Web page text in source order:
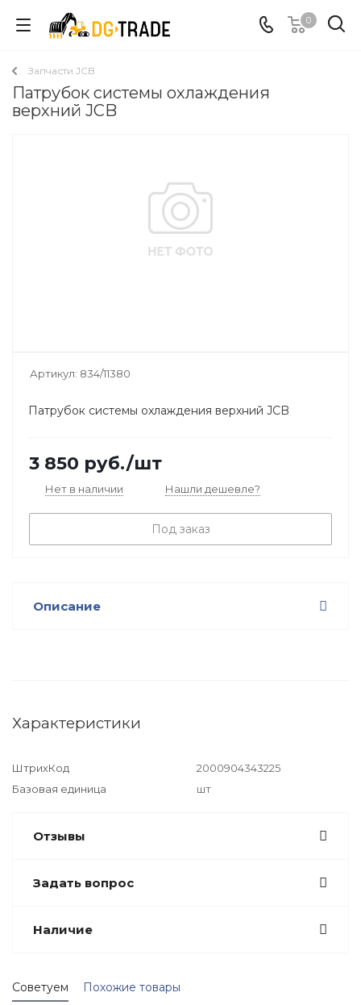
0
Запчасти JCB
Патрубок системы охлаждения
верхний JCB
Артикул: 834/11380
Патрубок системы охлаждения верхний JCB
3 850 руб./шт
Нет в наличии Нашли дешевле?
Под заказ
Описание
Характеристики
ШтрихКод
2000904343225
Базовая единица
шт
Отзывы
Задать вопрос
Наличие
Советуем Похожие товары